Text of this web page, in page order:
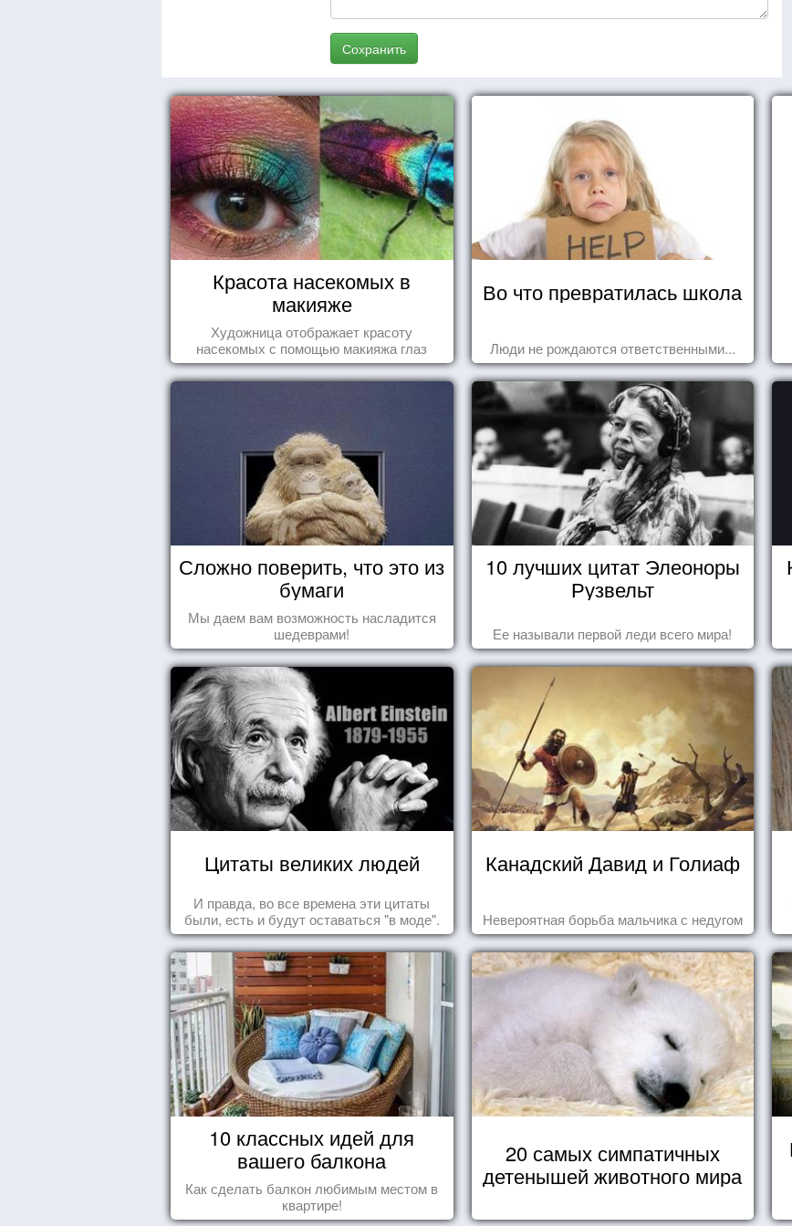
Сохранить
Красота насекомых в
макияже
Художница отображает красоту
насекомых с помощью макияжа глаз
Во что превратилась школа
Люди не рождаются ответственными...
Сложно поверить, что это из
бумаги
Мы даем вам возможность насладится
шедеврами!
10 лучших цитат Элеоноры
Рузвельт
Ее называли первой леди всего мира!
Цитаты великих людей
И правда, во все времена эти цитаты
были, есть и будут оставаться "в моде".
Канадский Давид и Голиаф
Невероятная борьба мальчика с недугом
10 классных идей для
вашего балкона
Как сделать балкон любимым местом в
квартире!
20 самых симпатичных
детенышей животного мира